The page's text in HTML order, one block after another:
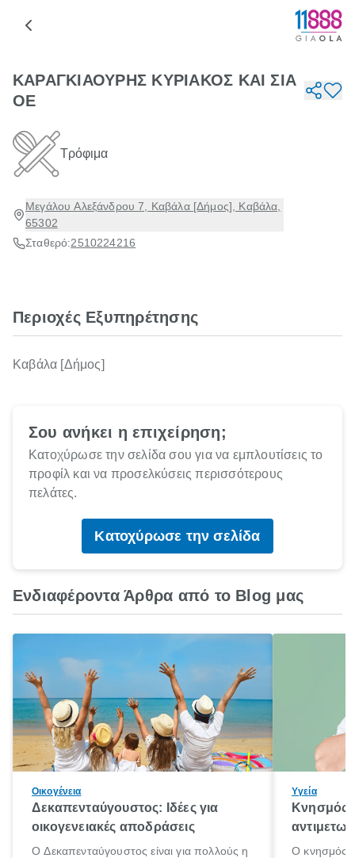
ΚΑΡΑΓΚΙΑΟΥΡΗΣ ΚΥΡΙΑΚΟΣ ΚΑΙ ΣΙΑ
ΟΕ
Τρόφιμα
Μεγάλου Αλεξάνδρου 7, Καβάλα [Δήμος], Καβάλα,
65302
Σταθερό:2510224216
Περιοχές Εξυπηρέτησης
Καβάλα [Δήμος]
Σου ανήκει η επιχείρηση;
Κατοχύρωσε την σελίδα σου για να εμπλουτίσεις το
προφίλ και να προσελκύσεις περισσότερους
πελάτες.
Κατοχύρωσε την σελίδα
Ενδιαφέροντα Άρθρα από το Blog μας
Οικογένεια
Δεκαπενταύγουστος: Ιδέες για
οικογενειακές αποδράσεις
Ο Δεκαπενταύγουστος είναι για πολλούς η
Υγεία
Κνησμός:
Ο κνησμός